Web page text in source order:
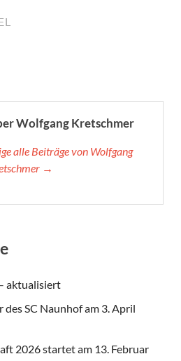
Wolfgang Kretschmer
alle Beiträge von Wolfgang
→
aktualisiert
SC Naunhof am 3. April
2026 startet am 13. Februar